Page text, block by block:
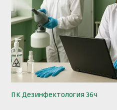
ПК Дезинфектология 36ч